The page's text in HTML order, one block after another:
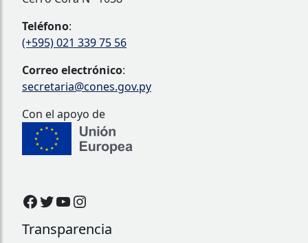
Teléfono:
(+595) 021 339 75 56
Correo electrónico:
secretaria@cones.gov.py
Con el apoyo de
Facebook
Twitter
YouTube
Instagram
Transparencia